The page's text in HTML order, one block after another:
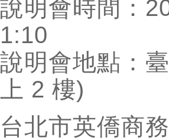
說明會時間：
1:10
說明會地點：
上 2 樓)
台北市英僑商